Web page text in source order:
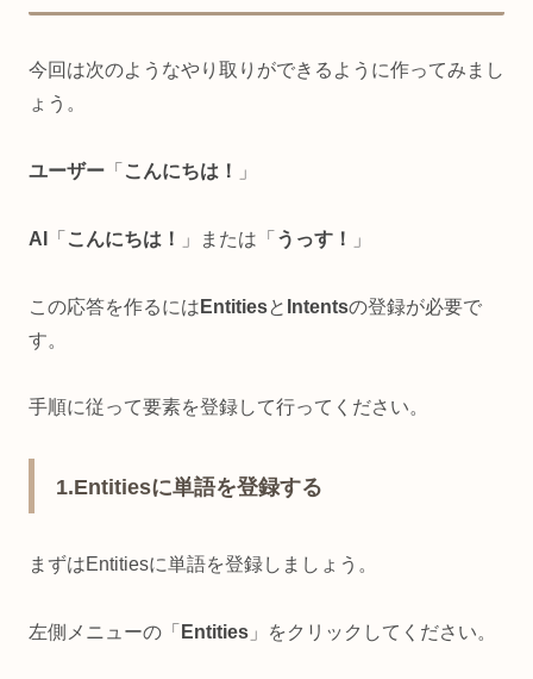
今回は次のようなやり取りができるように作ってみまし
ょう。
ユーザー 「 こんにちは！ 」
AI 「 こんにちは！ 」または「 うっす！ 」
この応答を作るには Entitiesと Intentsの登録が必要で
す。
手順に従って要素を登録して行ってください。
1.Entitiesに単語を登録する
まずはEntitiesに単語を登録しましょう。
左側メニューの「 Entities 」をクリックしてください。